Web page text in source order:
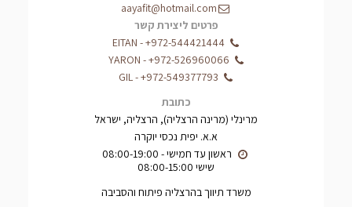
aayafit@hotmail.com
פרטים ליצירת קשר
+972-544421444
-
EITAN
+972-526960066
-
YARON
+972-549377793
-
GIL
כתובת
מרינלי (מרינה הרצליה), הרצליה, ישראל
א.א. יפית נכסי יוקרה
שישי 08:00-15:00
משרד תיווך בהרצליה פיתוח והסביבה